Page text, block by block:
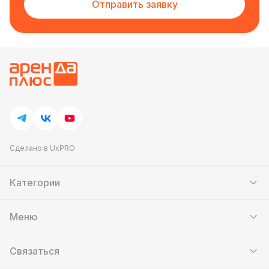
Отправить заявку
Сделано в UxPRO
Категории
Кейтеринг
Сцены и подиумы
Меню
Скидки и акции
Связаться